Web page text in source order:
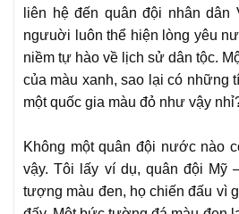
liên hệ đến quân đội nhân dân
ngưuời luôn thể hiện lòng yêu
niềm tự hào về lịch sử dân tộc.
của màu xanh, sao lại có những
một quốc gia màu đỏ như vậy
Không một quân đội nước nào
vậy. Tôi lấy ví dụ, quân đội Mỹ
tượng màu đen, họ chiến đấu vì